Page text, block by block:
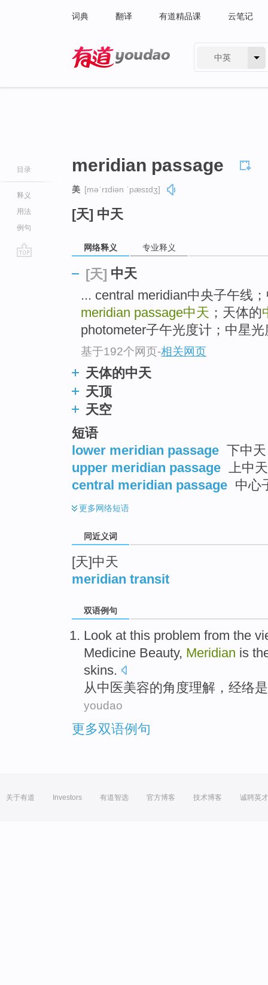
词典 翻译 有道精品课 云笔记
中英
目录
释义
用法
例句
meridian passage
美 [məˈrɪdiən ˈpæsɪdʒ]
[天] 中天
网络释义 专业释义
[天] 中天
... central meridian中央子午线
meridian passage中天 ；天体的
photometer子午光度计；中星光
基于192个网页-相关网页
天体的中天
天顶
天空
短语
lower meridian passage 下中天
upper meridian passage
上中
central meridian passage 中心
更多网络短语
同近义词
[天]中天
meridian transit
双语例句
Look at this problem from the
Medicine Beauty, Meridian is
skins.
从中医美容的角度理解 ， 经络是
youdao
更多双语例句
关于有道 Investors 有道智选 官方博客 技术博客 诚聘英才